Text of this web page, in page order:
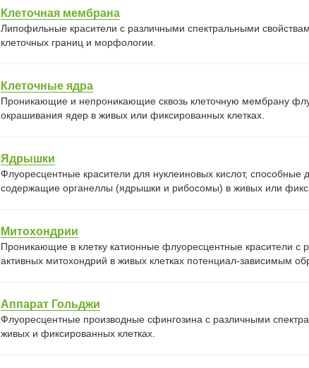
Клеточная мембрана
Липофильные красители с различными спектральными
клеточных границ и морфологии.
Клеточные ядра
Проникающие и непроникающие сквозь клеточную мембрану
окрашивания ядер в живых или фиксированных клетках.
Ядрышки
Флуоресцентные красители для нуклеиновых кислот,
содержащие органеллы (ядрышки и рибосомы) в живых или
Митохондрии
Проникающие в клетку катионные флуоресцентные красители
активных митохондрий в живых клетках потенциал-зависимым
Аппарат Гольджи
Флуоресцентные производные сфингозина с различными
живых и фиксированных клетках.